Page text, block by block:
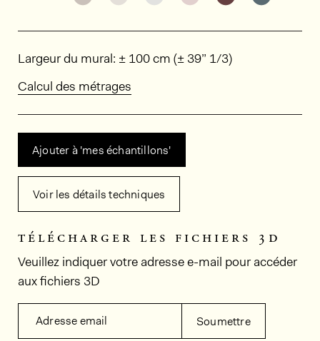
Dimensions
Largeur du mural: ± 100 cm (± 39” 1/3)
Calcul des métrages
Ajouter à 'mes échantillons'
Voir les détails techniques
télécharger les fichiers 3d
Veuillez indiquer votre adresse e-mail pour accéder
aux fichiers 3D
Adresse email Soumettre